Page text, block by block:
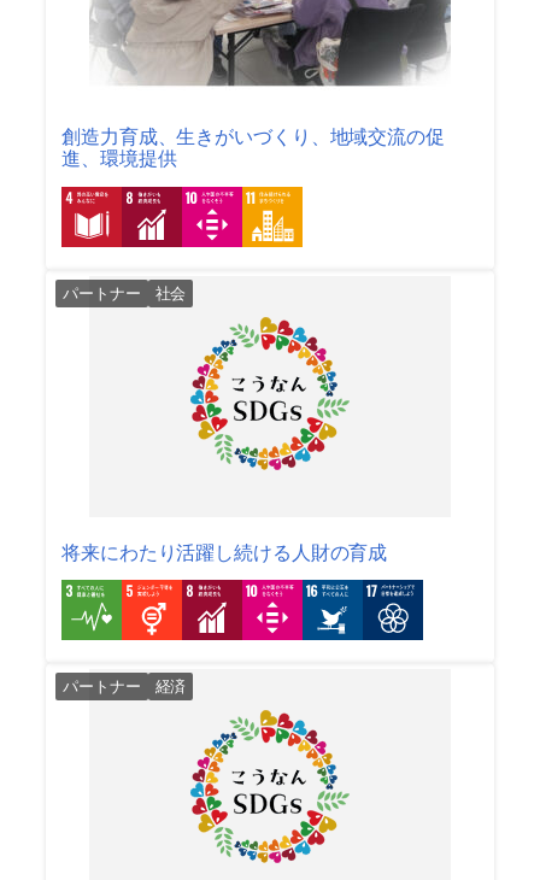
創造力育成、生きがいづくり、地域交流の促
進、環境提供
パートナー 社会
将来にわたり活躍し続ける人財の育成
パートナー 経済